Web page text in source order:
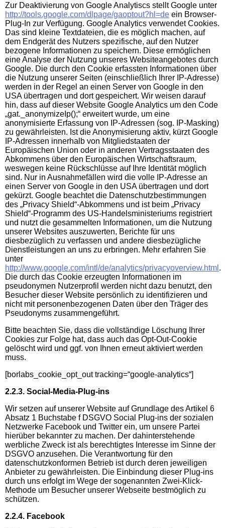
Zur Deaktivierung von Google Analytiscs stellt Google unter
http://tools.google.com/dlpage/gaoptout?hl=de ein Browser-
Plug-In zur Verfügung. Google Analytics verwendet Cookies.
Das sind kleine Textdateien, die es möglich machen, auf
dem Endgerät des Nutzers spezifische, auf den Nutzer
bezogene Informationen zu speichern. Diese ermöglichen
eine Analyse der Nutzung unseres Websiteangebotes durch
Google. Die durch den Cookie erfassten Informationen über
die Nutzung unserer Seiten (einschließlich Ihrer IP-Adresse)
werden in der Regel an einen Server von Google in den
USA übertragen und dort gespeichert. Wir weisen darauf
hin, dass auf dieser Website Google Analytics um den Code
„gat._anonymizeIp();“ erweitert wurde, um eine
anonymisierte Erfassung von IP-Adressen (sog. IP-Masking)
zu gewährleisten. Ist die Anonymisierung aktiv, kürzt Google
IP-Adressen innerhalb von Mitgliedstaaten der
Europäischen Union oder in anderen Vertragsstaaten des
Abkommens über den Europäischen Wirtschaftsraum,
weswegen keine Rückschlüsse auf Ihre Identität möglich
sind. Nur in Ausnahmefällen wird die volle IP-Adresse an
einen Server von Google in den USA übertragen und dort
gekürzt. Google beachtet die Datenschutzbestimmungen
des „Privacy Shield“-Abkommens und ist beim „Privacy
Shield“-Programm des US-Handelsministeriums registriert
und nutzt die gesammelten Informationen, um die Nutzung
unserer Websites auszuwerten, Berichte für uns
diesbezüglich zu verfassen und andere diesbezügliche
Dienstleistungen an uns zu erbringen. Mehr erfahren Sie
unter
http://www.google.com/intl/de/analytics/privacyoverview.html .
Die durch das Cookie erzeugten Informationen im
pseudonymen Nutzerprofil werden nicht dazu benutzt, den
Besucher dieser Website persönlich zu identifizieren und
nicht mit personenbezogenen Daten über den Träger des
Pseudonyms zusammengeführt.
Bitte beachten Sie, dass die vollständige Löschung Ihrer
Cookies zur Folge hat, dass auch das Opt-Out-Cookie
gelöscht wird und ggf. von Ihnen erneut aktiviert werden
muss.
[borlabs_cookie_opt_out tracking=“google-analytics“]
2.2.3. Social-Media-Plug-ins
Wir setzen auf unserer Website auf Grundlage des Artikel 6
Absatz 1 Buchstabe f DSGVO Social Plug-ins der sozialen
Netzwerke Facebook und Twitter ein, um unsere Partei
hierüber bekannter zu machen. Der dahinterstehende
werbliche Zweck ist als berechtigtes Interesse im Sinne der
DSGVO anzusehen. Die Verantwortung für den
datenschutzkonformen Betrieb ist durch deren jeweiligen
Anbieter zu gewährleisten. Die Einbindung dieser Plug-ins
durch uns erfolgt im Wege der sogenannten Zwei-Klick-
Methode um Besucher unserer Webseite bestmöglich zu
schützen.
2.2.4. Facebook